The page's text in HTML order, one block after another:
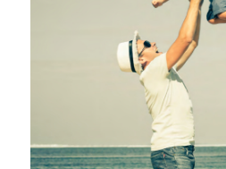
ΤΕΥΧΟΣ #3